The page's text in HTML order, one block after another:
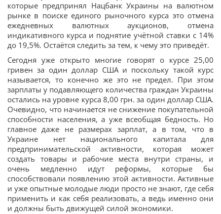
которые предпринял Нацбанк Украины на валютном
рынке в поиске единого рыночного курса это отмена
ежедневных валютных аукционов, отмена
индикативного курса и поднятие учётной ставки с 14%
до 19,5%. Остаётся следить за тем, к чему это приведёт.
Сегодня уже открыто многие говорят о курсе 25,00
гривен за один доллар США и поскольку такой курс
называется, то конечно же это не предел. При этом
зарплаты у подавляющего количества граждан Украины
остались на уровне курса 8,00 грн. за один доллар США.
Очевидно, что начинается не снижение покупательной
способности населения, а уже всеобщая бедность. Но
главное даже не размерах зарплат, а в том, что в
Украине нет национального капитала для
предпринимательской активности, которая может
создать товары и рабочие места внутри страны, и
очень медленно идут реформы, которые бы
способствовали появлению этой активности. Активные
и уже опытные молодые люди просто не знают, где себя
применить и как себя реализовать, а ведь именно они
и должны быть движущей силой экономики.